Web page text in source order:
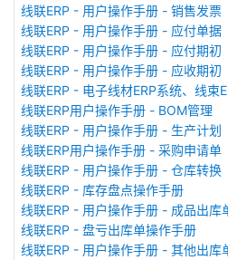
线联ERP - 用户操作手册 - 销售发票
线联ERP - 用户操作手册 - 应付单据
线联ERP - 用户操作手册 - 应付期初
线联ERP - 用户操作手册 - 应收期初
线联ERP - 电子线材ERP系统、线束
线联ERP用户操作手册 - BOM管理
线联ERP - 用户操作手册 - 生产计划
线联ERP用户操作手册 - 采购申请单
线联ERP - 用户操作手册 - 仓库转换
线联ERP - 库存盘点操作手册
线联ERP - 用户操作手册 - 成品出库
线联ERP - 盘亏出库单操作手册
线联ERP - 用户操作手册 - 其他出库